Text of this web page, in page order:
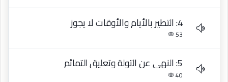
4: التطير بالأيام والأوقات لا يجوز
53
5: النهي عن التولة وتعليق التمائم
40